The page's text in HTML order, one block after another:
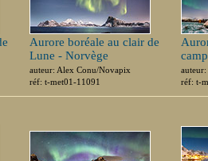
Aurore boréale au clair de
Lune - Norvège
auteur: Alex Conu/Novapix
réf: t-met01-11091
réf: t-